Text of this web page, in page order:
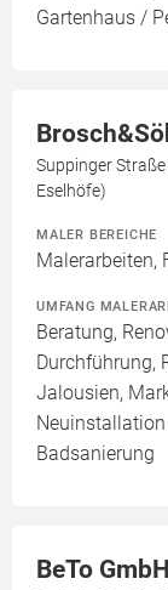
Gartenhaus /
Suppinger
Eselhöfe)
MALER BEREICHE
Malerarbeiten,
UMFANG
Beratung,
Durchführung,
Jalousien,
Badsanierung
BeTo GmbH